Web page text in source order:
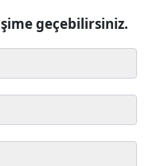
geçebilirsiniz.